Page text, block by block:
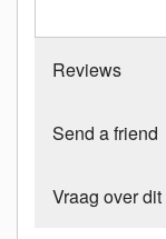
Reviews
Send a friend
Vraag over